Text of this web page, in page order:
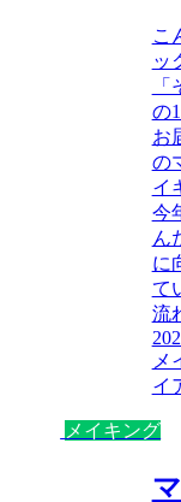
こ
ッ
の
お
の
イ
今
ん
に
て
流
メ
イ
メイキング